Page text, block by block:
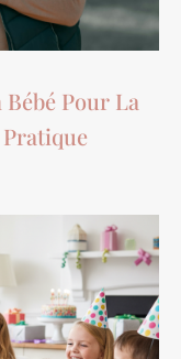
Pour La